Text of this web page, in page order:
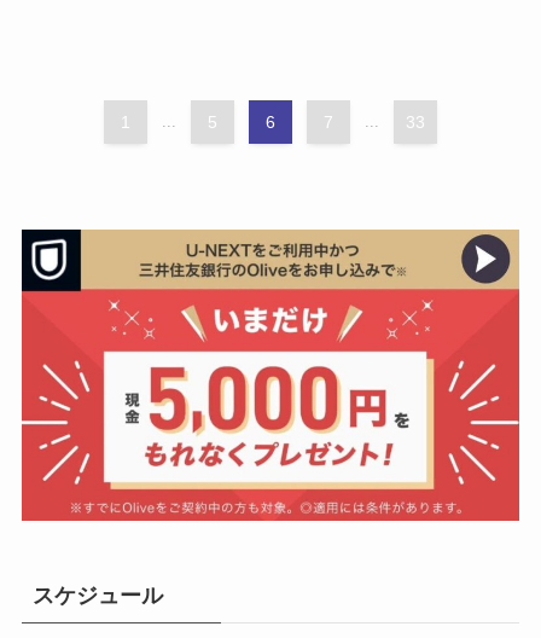
1 ... 5 6 7 ... 33
スケジュール